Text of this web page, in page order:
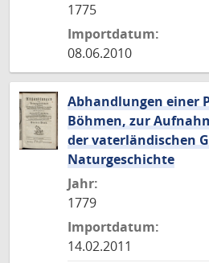
1775
Importdatum:
08.06.2010
Abhandlungen einer
Böhmen, zur
der vaterländischen
Naturgeschichte
Jahr:
1779
Importdatum:
14.02.2011